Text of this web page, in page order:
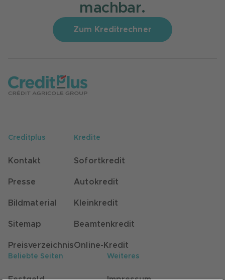
machbar.
Zum Kreditrechner
Creditplus
Kontakt
Presse
Bildmaterial
Sitemap
Preisverzeichnis
Kredite
Sofortkredit
Autokredit
Kleinkredit
Beamtenkredit
Online-Kredit
Beliebte Seiten Weiteres